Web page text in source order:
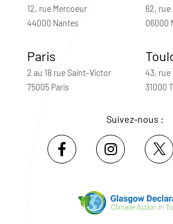
12, rue Mercoeur
44000 Nantes
62, rue
06000
Paris
2 au 18 rue Saint-Victor
75005 Paris
43, rue
31000
Suivez-nous :